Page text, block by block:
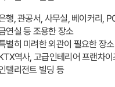
행, 관공서, 사무실, 베이커리,
연실 등 조용한 장소
별히 미려한 외관이 필요한 장
역사, 고급인테리어 프랜차이
텔리전트 빌딩 등